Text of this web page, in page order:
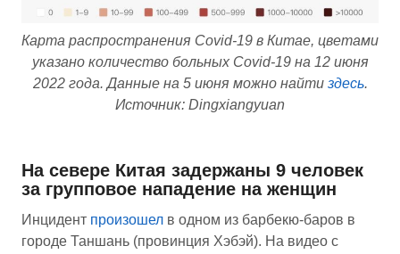
Карта распространения Covid-19 в Китае, цветами
указано количество больных Covid-19 на 12 июня
2022 года. Данные на 5 июня можно найти здесь.
Источник: Dingxiangyuan
На севере Китая задержаны 9 человек
за групповое нападение на женщин
Инцидент произошел в одном из барбекю-баров в
городе Таншань (провинция Хэбэй). На видео с